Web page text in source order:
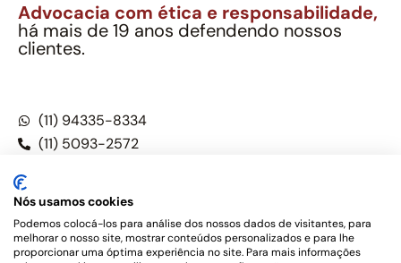
Advocacia com ética e responsabilidade,
há mais de 19 anos defendendo nossos
clientes.
(11) 94335-8334
(11) 5093-2572
Este site não é um produto Meta Platforms, Inc., Google LLC,
Nós usamos cookies
Podemos colocá-los para análise dos nossos dados de visitantes, para
melhorar o nosso site, mostrar conteúdos personalizados e para lhe
proporcionar uma óptima experiência no site. Para mais informações